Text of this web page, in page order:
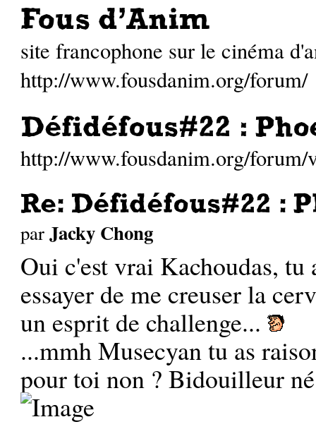
Fous d'Anim
site francophone sur le cinéma
http://www.fousdanim.org/forum/
Défidéfous#22 :
http://www.fousdanim.org/
Re: Défidéfous#22 :
parJacky Chong
Oui c'est vrai Kachoudas, tu
essayer de me creuser la
un esprit de challenge...
...mmh Musecyan tu as
pour toi non ? Bidouilleur